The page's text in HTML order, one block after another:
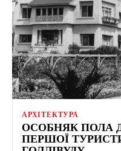
АРХІТЕКТУРА
ОСОБНЯК ПОЛА
ПЕРШОЇ